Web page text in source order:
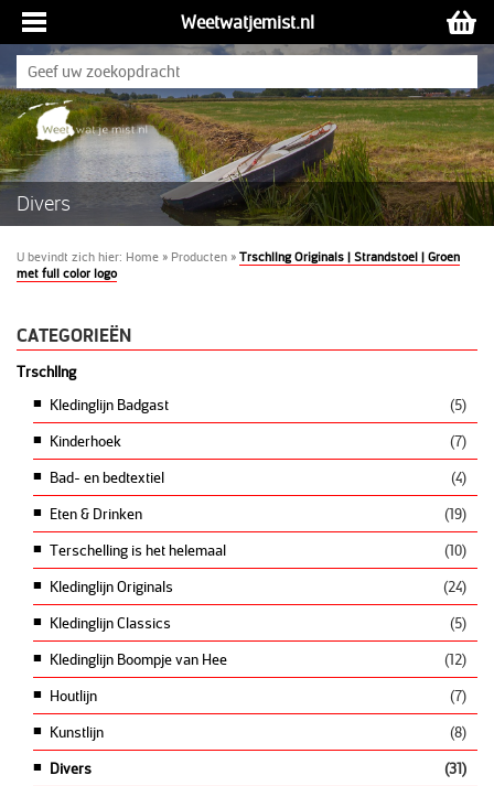
Weetwatjemist.nl
Divers
U bevindt zich hier: Home » Producten » Trschllng Originals | Strandstoel | Groen
met full color logo
CATEGORIEËN
Trschllng
Kledinglijn Badgast
(5)
Kinderhoek
(7)
Bad- en bedtextiel
(4)
Eten & Drinken
(19)
Terschelling is het helemaal
(10)
Kledinglijn Originals
(24)
Kledinglijn Classics
(5)
Kledinglijn Boompje van Hee
(12)
Houtlijn
(7)
Kunstlijn
(8)
Divers
(31)